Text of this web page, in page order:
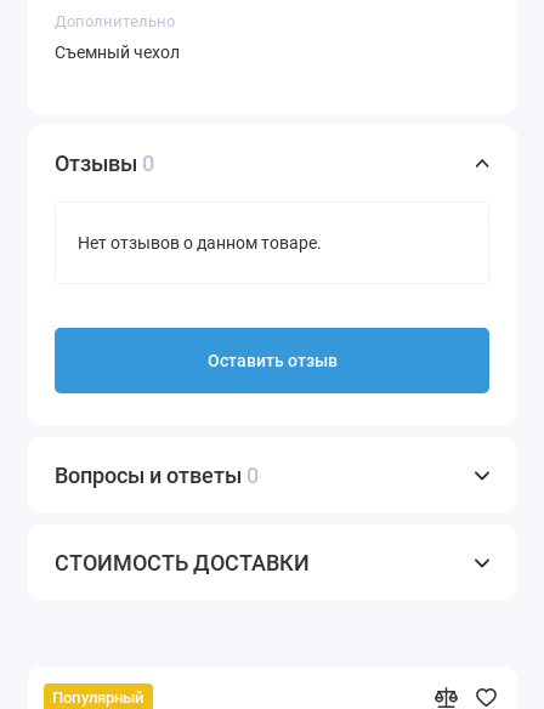
Дополнительно
Съемный чехол
Отзывы 0
Нет отзывов о данном товаре.
Оставить отзыв
Вопросы и ответы 0
СТОИМОСТЬ ДОСТАВКИ
Популярный